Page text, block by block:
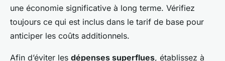
une économie significative à long terme. Vérifiez
toujours ce qui est inclus dans le tarif de base pour
anticiper les coûts additionnels.
Afin d’éviter les dépenses superflues, établissez à